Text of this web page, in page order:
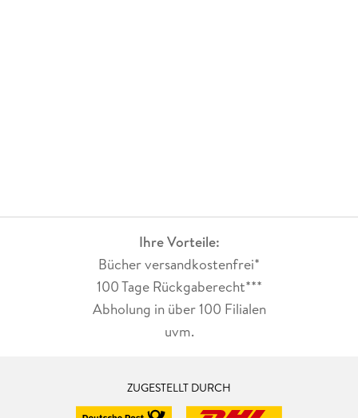
Ihre Vorteile:
Bücher versandkostenfrei*
100 Tage Rückgaberecht***
Abholung in über 100 Filialen
uvm.
ZUGESTELLT DURCH